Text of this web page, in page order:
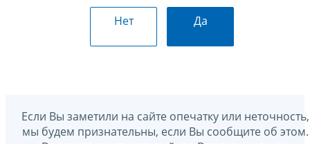
Нет Да
Если Вы заметили на сайте опечатку или неточность,
мы будем признательны, если Вы сообщите об этом.